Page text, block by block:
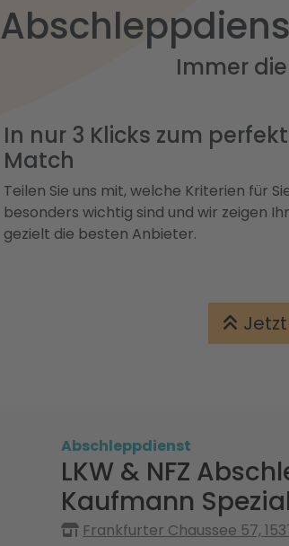
Immer
In nur 3 Klicks zum
Match
Teilen Sie uns mit, welche Kriterien für
besonders wichtig sind und wir zeigen
gezielt die besten Anbieter.
Abschleppdienst
LKW & NFZ
Kaufmann
Frankfurter Chaussee 57,